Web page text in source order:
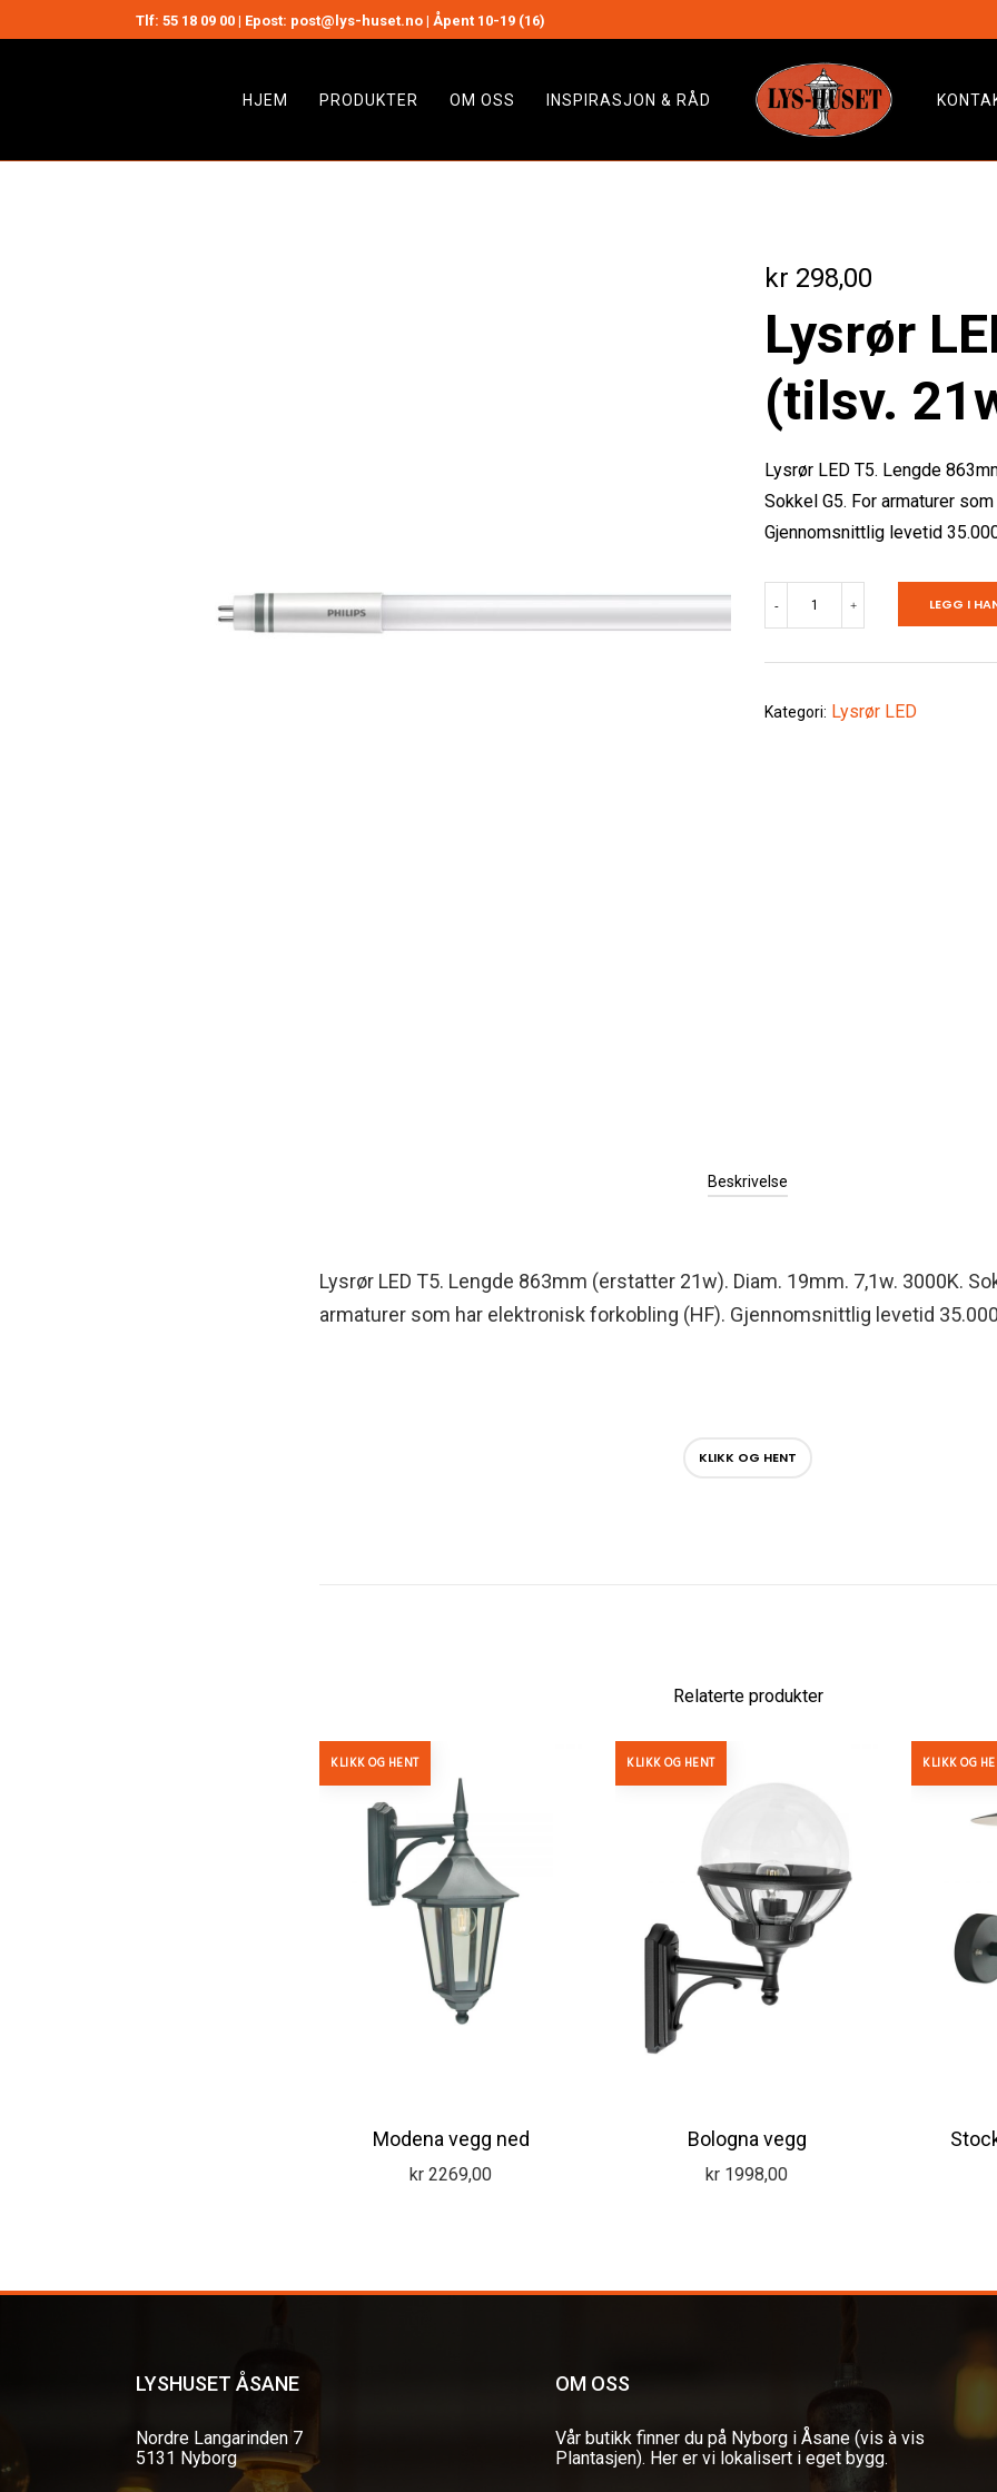
Tlf: 55 18 09 00 | Epost: post@lys-huset.no | Åpent 10-19 (16)
HJEM PRODUKTER OM OSS INSPIRASJON & RÅD
kr 298,00
Lysrør
(tilsv.
Lysrør LED T5. Lengde
Sokkel G5. For armaturer
Gjennomsnittlig levetid
Lysrør
LED
T5
(tilsv.
- + LEGG I
Kategori: Lysrør LED
Beskrivelse
Lysrør LED T5. Lengde 863mm (erstatter 21w). Diam. 19mm. 7,1w. 3000K.
armaturer som har elektronisk forkobling (HF). Gjennomsnittlig levetid
KLIKK OG HENT
Relaterte produkter
KLIKK OG HENT
Modena vegg ned
kr 2269,00
KLIKK OG HENT
Bologna vegg
kr 1998,00
KLIKK OG
LYSHUSET ÅSANE
Nordre Langarinden 7
5131 Nyborg
OM OSS
Vår butikk finner du på Nyborg i Åsane (vis à vis
Plantasjen). Her er vi lokalisert i eget bygg.